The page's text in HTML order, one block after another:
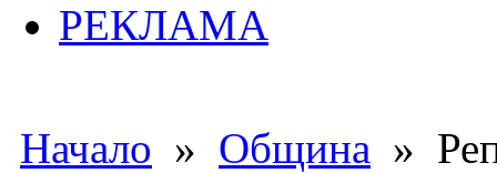
РЕКЛАМА
Начало » Община »